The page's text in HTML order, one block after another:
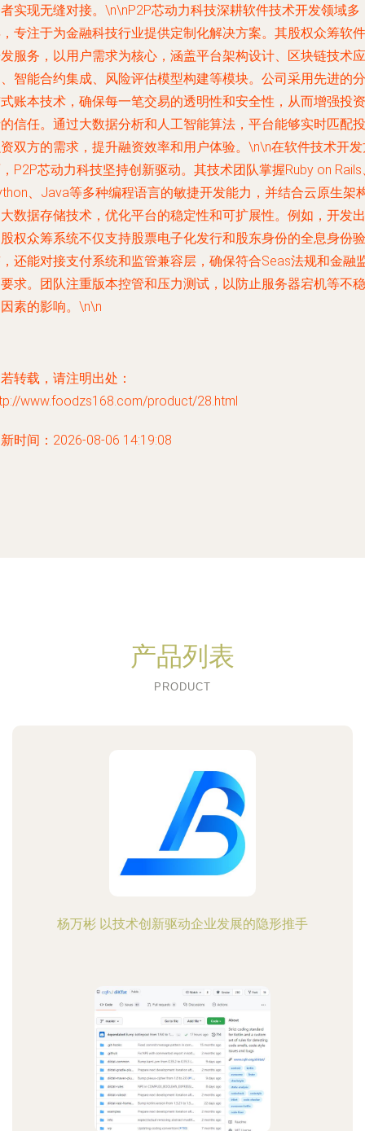
实现无缝对接。\n\nP2P芯动力科技深耕软件技术开发领域多
专注于为金融科技行业提供定制化解决方案。其股权众筹软件
服务，以用户需求为核心，涵盖平台架构设计、区块链技术应
智能合约集成、风险评估模型构建等模块。公司采用先进的分
账本技术，确保每一笔交易的透明性和安全性，从而增强投资
信任。通过大数据分析和人工智能算法，平台能够实时匹配投
双方的需求，提升融资效率和用户体验。\n\n在软件技术开
P2P芯动力科技坚持创新驱动。其技术团队掌握Ruby on Rails
、Java等多种编程语言的敏捷开发能力，并结合云原生架
数据存储技术，优化平台的稳定性和可扩展性。例如，开发出
权众筹系统不仅支持股票电子化发行和股东身份的全息身份验
还能对接支付系统和监管兼容层，确保符合Seas法规和金融
求。团队注重版本控管和压力测试，以防止服务器宕机等不稳
素的影响。\n\n
转载，请注明出处：
www.foodzs168.com/product/28.html
时间：2026-08-06 14:19:08
产品列表
PRODUCT
杨万彬 以技术创新驱动企业发展的隐形推手